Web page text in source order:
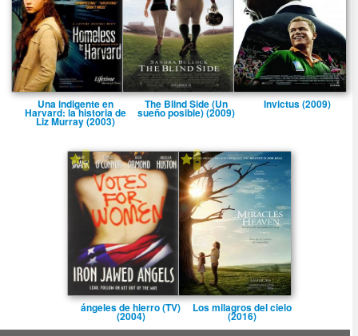
Una indigente en
Harvard: la historia de
Liz Murray (2003)
The Blind Side (Un
sueño posible) (2009)
Invictus (2009)
-
ángeles de hierro (TV)
(2004)
-
Los milagros del cielo
(2016)